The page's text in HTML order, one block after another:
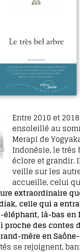
Entre 2010 et
ensoleillé au
Merapi de
Indonésie, le très
éclore et grandir.
veille sur les
accueille, celui
extraordinaire
celle qui a
éléphant, là-bas
des contes
mère en
se rejoignent,